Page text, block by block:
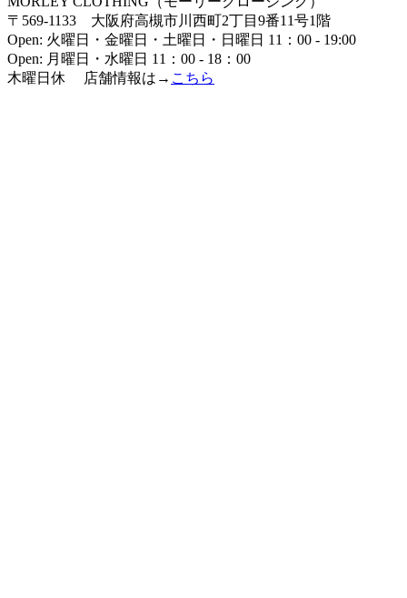
〒569-1133 大阪府高槻市川西町2丁目9番11号1階
Open: 火曜日・金曜日・土曜日・日曜日 11：00 - 19:00
Open: 月曜日・水曜日 11：00 - 18：00
木曜日休 店舗情報は→ こちら